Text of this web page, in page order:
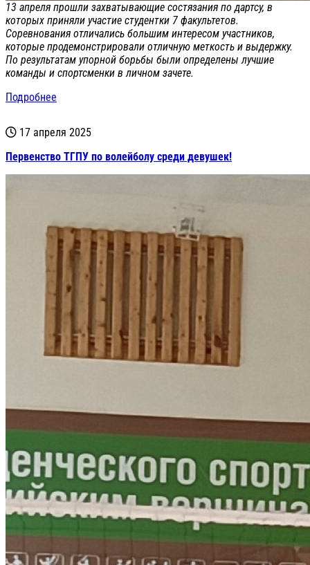
13 апреля прошли захватывающие состязания по дартсу, в
которых приняли участие студентки 7 факультетов.
Соревнования отличались большим интересом участников,
которые продемонстрировали отличную меткость и выдержку.
По результатам упорной борьбы были определены лучшие
команды и спортсменки в личном зачете.
Подробнее
17 апреля 2025
Первенство ТГПУ по волейболу среди девушек!